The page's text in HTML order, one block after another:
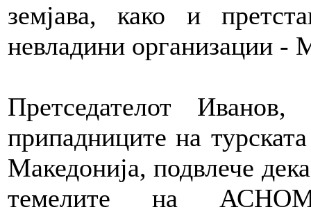
земјава, како и
невладини организации
Претседателот
припадниците на
Македонија, подвлече
темелите на АСНОМ-